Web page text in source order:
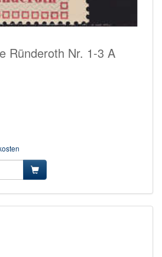
Ründeroth Nr. 1-3 A